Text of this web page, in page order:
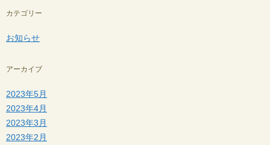
カテゴリー
お知らせ
アーカイブ
2023年5月
2023年4月
2023年3月
2023年2月